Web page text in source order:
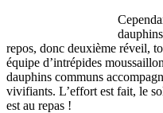
repos, donc deuxième réveil,
équipe d’intrépides
dauphins communs
vivifiants. L’effort est fait, le
est au repas !